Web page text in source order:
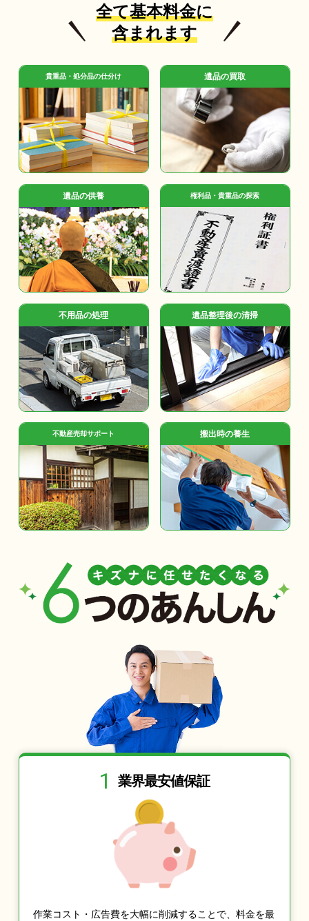
全て基本料金に
含まれます
貴重品・処分品の仕分け 遺品の買取
遺品の供養 権利品・貴重品の探索
不用品の処理 遺品整理後の清掃
不動産売却サポート 搬出時の養生
1 業界最安値保証
作業コスト・広告費を大幅に削減することで、料金を最